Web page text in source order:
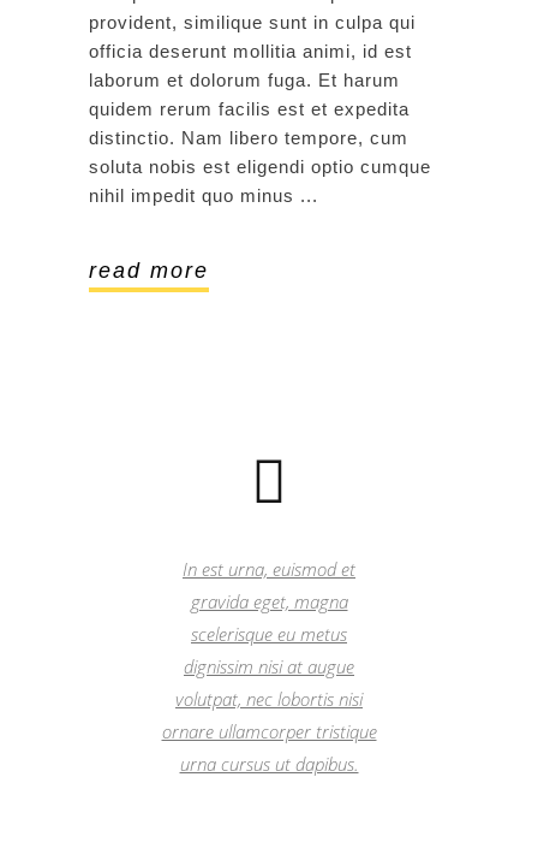
provident, similique sunt in culpa qui
officia deserunt mollitia animi, id est
laborum et dolorum fuga. Et harum
quidem rerum facilis est et expedita
distinctio. Nam libero tempore, cum
soluta nobis est eligendi optio cumque
nihil impedit quo minus
read more
In est urna, euismod et
gravida eget, magna
scelerisque eu metus
dignissim nisi at augue
volutpat, nec lobortis nisi
ornare ullamcorper tristique
urna cursus ut dapibus.